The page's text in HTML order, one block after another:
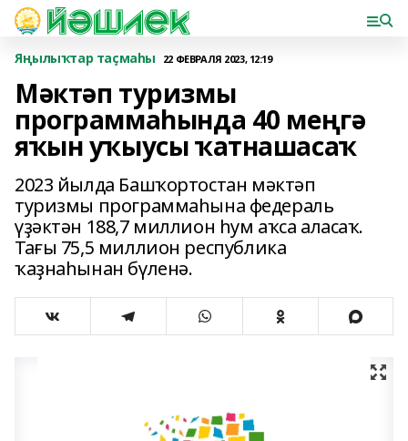
Яңылыҡтар таҫмаһы 22 ФЕВРАЛЯ 2023, 12:19
Мәктәп туризмы
программаһында 40 меңгә
яҡын уҡыусы ҡатнашасаҡ
2023 йылда Башҡортостан мәктәп
туризмы программаһына федераль
үҙәктән 188,7 миллион һум аҡса аласаҡ.
Тағы 75,5 миллион республика
ҡаҙнаһынан бүленә.